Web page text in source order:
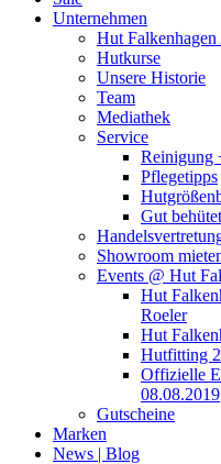
Unternehmen
Hut
Hutkurse
Unsere Historie
Team
Mediathek
Service
Reinigung
Pflegetipps
Gut
Showroom
Events @ Hut
Hut
Roeler
Hut
Hutfitting
Offizielle
08.08.2019
Gutscheine
Marken
News | Blog